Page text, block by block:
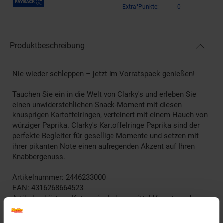
Extra°Punkte:
0
Produktbeschreibung
Nie wieder schleppen – jetzt im Vorratspack genießen!
Tauchen Sie ein in die Welt von Clarky's und erleben Sie
einen unwiderstehlichen Snack-Moment mit diesen
knusprigen Kartoffelringen, verfeinert mit einem Hauch von
würziger Paprika. Clarky's Kartoffelringe Paprika sind der
perfekte Begleiter für gesellige Momente und setzen mit
ihrer pikanten Note einen aufregenden Akzent auf Ihren
Knabbergenuss.
Artikelnummer: 2446233000
EAN: 4316268664523
Artikel gehört zur Kategorie:Lebensmittel Vorratspacks